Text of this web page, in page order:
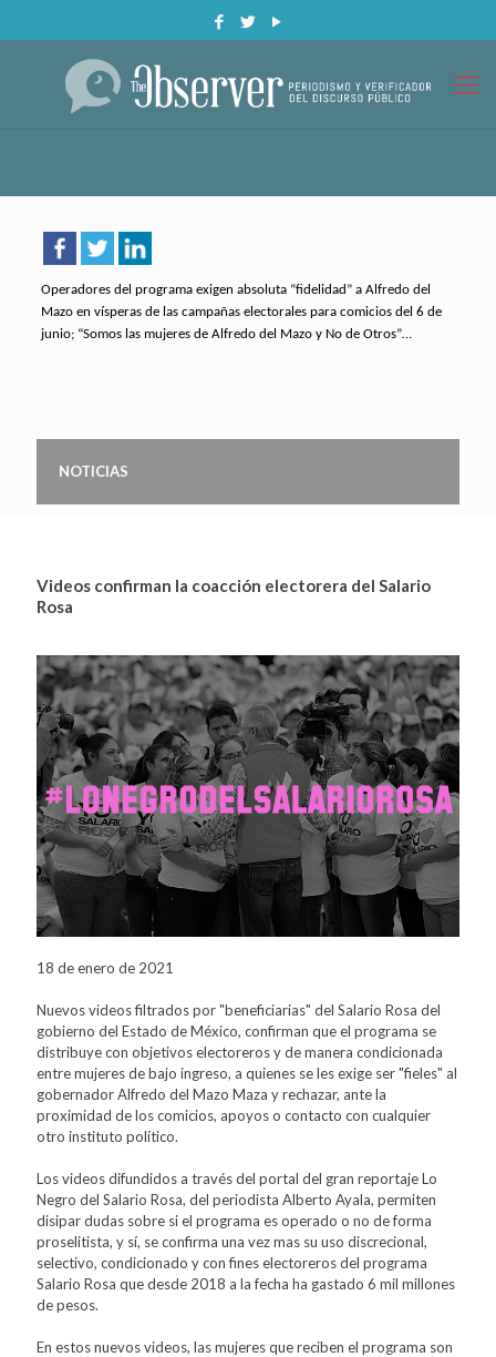
Operadores del programa exigen absoluta “fidelidad” a Alfredo del
Mazo en vísperas de las campañas electorales para comicios del 6 de
junio; “Somos las mujeres de Alfredo del Mazo y No de Otros”…
NOTICIAS
Videos confirman la coacción electorera del Salario
Rosa
18 de enero de 2021
Nuevos videos filtrados por "beneficiarias" del Salario Rosa del
gobierno del Estado de México, confirman que el programa se
distribuye con objetivos electoreros y de manera condicionada
entre mujeres de bajo ingreso, a quienes se les exige ser "fieles" al
gobernador Alfredo del Mazo Maza y rechazar, ante la
proximidad de los comicios, apoyos o contacto con cualquier
otro instituto político.
Los videos difundidos a través del portal del gran reportaje Lo
Negro del Salario Rosa, del periodista Alberto Ayala, permiten
disipar dudas sobre si el programa es operado o no de forma
proselitista, y sí, se confirma una vez mas su uso discrecional,
selectivo, condicionado y con fines electoreros del programa
Salario Rosa que desde 2018 a la fecha ha gastado 6 mil millones
de pesos.
En estos nuevos videos, las mujeres que reciben el programa son